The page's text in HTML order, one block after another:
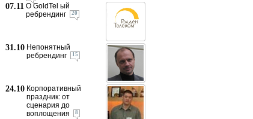
07.11 О GoldTel ый
ребрендинг
20
31.10 Непонятный
ребрендинг
15
24.10 Корпоративный
праздник: от
сценария до
воплощения
8